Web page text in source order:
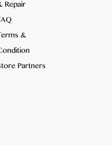
Repair
&
Partners